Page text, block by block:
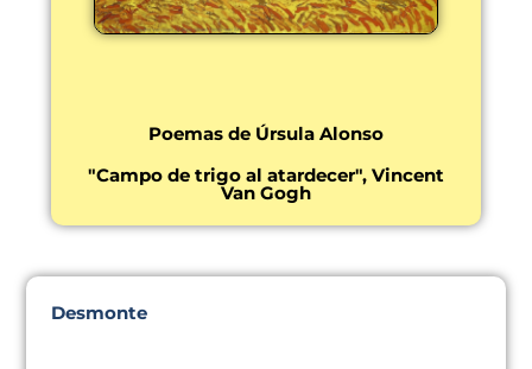
Poemas de Úrsula Alonso
"Campo de trigo al atardecer", Vincent
Van Gogh
Desmonte